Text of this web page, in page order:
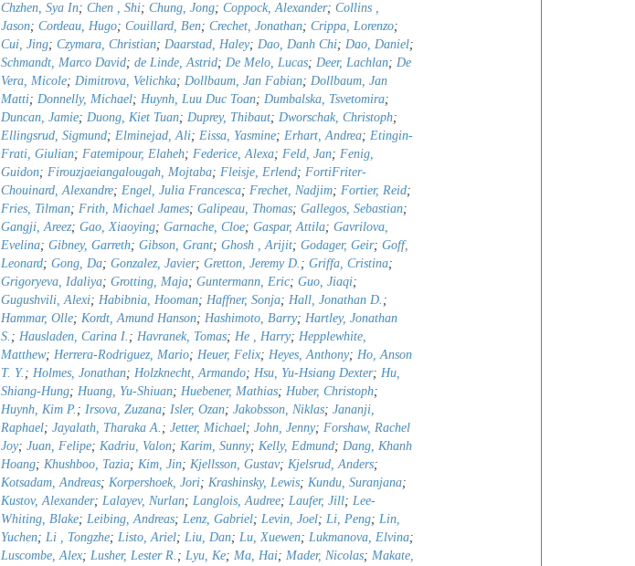
Chzhen, Sya In; Chen , Shi; Chung, Jong; Coppock, Alexander; Collins ,
Jason; Cordeau, Hugo; Couillard, Ben; Crechet, Jonathan; Crippa, Lorenzo;
Cui, Jing; Czymara, Christian; Daarstad, Haley; Dao, Danh Chi; Dao, Daniel;
Schmandt, Marco David; de Linde, Astrid; De Melo, Lucas; Deer, Lachlan; De
Vera, Micole; Dimitrova, Velichka; Dollbaum, Jan Fabian; Dollbaum, Jan
Matti; Donnelly, Michael; Huynh, Luu Duc Toan; Dumbalska, Tsvetomira;
Duncan, Jamie; Duong, Kiet Tuan; Duprey, Thibaut; Dworschak, Christoph;
Ellingsrud, Sigmund; Elminejad, Ali; Eissa, Yasmine; Erhart, Andrea; Etingin-
Frati, Giulian; Fatemipour, Elaheh; Federice, Alexa; Feld, Jan; Fenig,
Guidon; Firouzjaeiangalougah, Mojtaba; Fleisje, Erlend; FortiFriter-
Chouinard, Alexandre; Engel, Julia Francesca; Frechet, Nadjim; Fortier, Reid;
Fries, Tilman; Frith, Michael James; Galipeau, Thomas; Gallegos, Sebastian;
Gangji, Areez; Gao, Xiaoying; Garnache, Cloe; Gaspar, Attila; Gavrilova,
Evelina; Gibney, Garreth; Gibson, Grant; Ghosh , Arijit; Godager, Geir; Goff,
Leonard; Gong, Da; Gonzalez, Javier; Gretton, Jeremy D. ; Griffa, Cristina;
Grigoryeva, Idaliya; Grotting, Maja; Guntermann, Eric; Guo, Jiaqi;
Gugushvili, Alexi; Habibnia, Hooman; Haffner, Sonja; Hall, Jonathan D. ;
Hammar, Olle; Kordt, Amund Hanson; Hashimoto, Barry; Hartley, Jonathan
S. ; Hausladen, Carina I. ; Havranek, Tomas; He , Harry; Hepplewhite,
Matthew; Herrera-Rodriguez, Mario; Heuer, Felix; Heyes, Anthony; Ho, Anson
T. Y. ; Holmes, Jonathan; Holzknecht, Armando; Hsu, Yu-Hsiang Dexter; Hu,
Shiang-Hung; Huang, Yu-Shiuan; Huebener, Mathias; Huber, Christoph;
Huynh, Kim P. ; Irsova, Zuzana; Isler, Ozan; Jakobsson, Niklas; Jananji,
Raphael; Jayalath, Tharaka A. ; Jetter, Michael; John, Jenny; Forshaw, Rachel
Joy; Juan, Felipe; Kadriu, Valon; Karim, Sunny; Kelly, Edmund; Dang, Khanh
Hoang; Khushboo, Tazia; Kim, Jin; Kjellsson, Gustav; Kjelsrud, Anders;
Kotsadam, Andreas; Korpershoek, Jori; Krashinsky, Lewis; Kundu, Suranjana;
Kustov, Alexander; Lalayev, Nurlan; Langlois, Audree; Laufer, Jill; Lee-
Whiting, Blake; Leibing, Andreas; Lenz, Gabriel; Levin, Joel; Li, Peng; Lin,
Yuchen; Li , Tongzhe; Listo, Ariel; Liu, Dan; Lu, Xuewen; Lukmanova, Elvina;
Luscombe, Alex; Lusher, Lester R. ; Lyu, Ke; Ma, Hai; Mader, Nicolas; Makate,